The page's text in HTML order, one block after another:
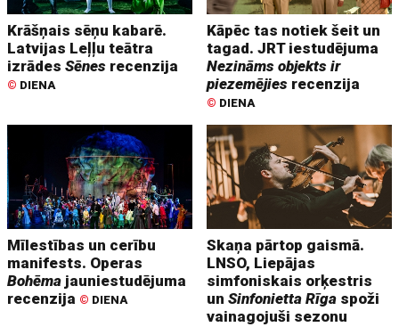
Krāšņais sēņu kabarē.
Latvijas Leļļu teātra
izrādesSēnes recenzija
© DIENA
Kāpēc tas notiek šeit un
tagad. JRT iestudējuma
Nezināms objekts ir
piezemējies recenzija
© DIENA
Mīlestības un cerību
manifests. Operas
Bohēma jauniestudējuma
recenzija © DIENA
Skaņa pārtop gaismā.
LNSO, Liepājas
simfoniskais orķestris
unSinfonietta Rīga spoži
vainagojuši sezonu